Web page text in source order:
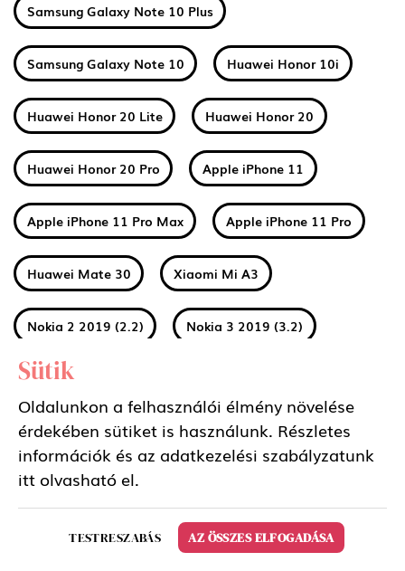
Samsung Galaxy Note 10 Plus
Samsung Galaxy Note 10 Huawei Honor 10i
Huawei Honor 20 Lite Huawei Honor 20
Huawei Honor 20 Pro Apple iPhone 11
Apple iPhone 11 Pro Max Apple iPhone 11 Pro
Huawei Mate 30 Xiaomi Mi A3
Nokia 2 2019 (2.2) Nokia 3 2019 (3.2)
Nokia 4 2019 (4.2)
Samsung Galaxy Tab S6 10.5 LTE
Samsung Galaxy Tab S6 10.5 WIFI
Huawei Mate 30 Pro Xiaomi Redmi Note 8
Sütik
Oldalunkon a felhasználói élmény növelése
érdekében sütiket is használunk. Részletes
információk és az adatkezelési szabályzatunk
itt olvasható el.
TESTRESZABÁS AZ ÖSSZES ELFOGADÁSA